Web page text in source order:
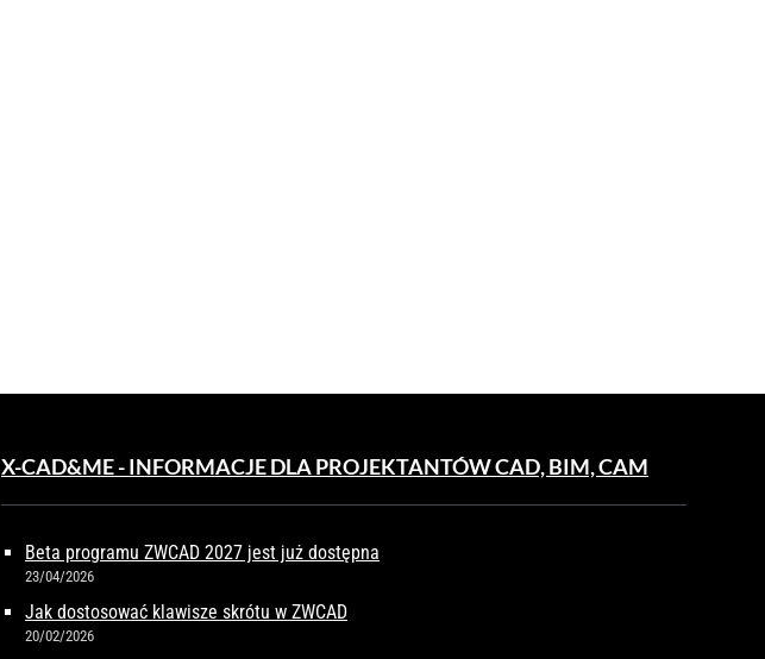
X-CAD&ME - INFORMACJE DLA PROJEKTANTÓW CAD, BIM, CAM
Beta programu ZWCAD 2027 jest już dostępna
23/04/2026
Jak dostosować klawisze skrótu w ZWCAD
20/02/2026